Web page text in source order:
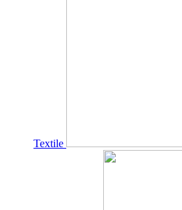
Textile